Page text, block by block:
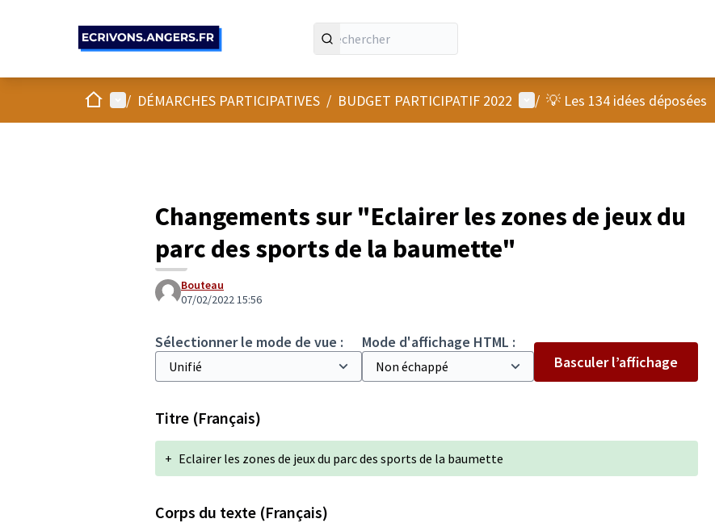
AccueilMenu principal
/ DÉMARCHES PARTICIPATIVES / BUDGET PARTICIPATIF 2022 Menu utilisateur
/ 💡 Les 134 idées déposées
Changements sur "Eclairer les zones de jeux du
parc des sports de la baumette"
Bouteau
07/02/2022 15:56
Sélectionner le mode de vue :
Mode d'affichage HTML :
Basculer l’affichage
Titre (Français)
+ Eclairer les zones de jeux du parc des sports de la baumette
Corps du texte (Français)